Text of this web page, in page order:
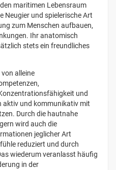
maritimen Lebensraum
Neugier und spielerische Art
zum Menschen aufbauen,
Ihr anatomisch
stets ein freundliches
alleine
und
aktiv und kommunikativ mit
Durch die hautnahe
wird auch die
jeglicher Art
reduziert und durch
wiederum veranlasst häufig
in der